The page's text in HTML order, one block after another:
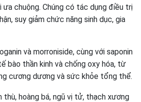
chuộng. Chúng có tác dụng điều trị
suy giảm chức năng sinh dục, gia
và morroniside, cùng với saponin
bào thần kinh và chống oxy hóa, từ
cương dương và sức khỏe tổng thể.
thù, hoàng bá, ngũ vị tử, thạch xương